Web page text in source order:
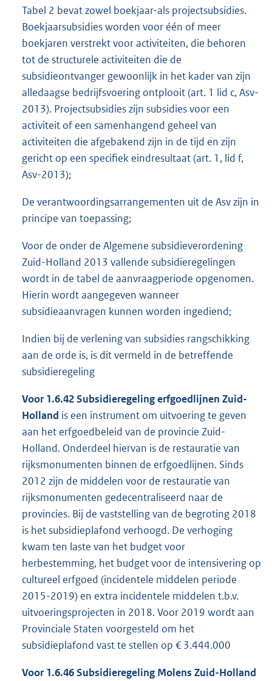
Tabel 2 bevat zowel boekjaar-als projectsubsidies.
Boekjaarsubsidies worden voor één of meer
boekjaren verstrekt voor activiteiten, die behoren
tot de structurele activiteiten die de
subsidieontvanger gewoonlijk in het kader van zijn
alledaagse bedrijfsvoering ontplooit (art. 1 lid c, Asv-
2013). Projectsubsidies zijn subsidies voor een
activiteit of een samenhangend geheel van
activiteiten die afgebakend zijn in de tijd en zijn
gericht op een specifiek eindresultaat (art. 1, lid f,
Asv-2013);
De verantwoordingsarrangementen uit de Asv zijn in
principe van toepassing;
Voor de onder de Algemene subsidieverordening
Zuid-Holland 2013 vallende subsidieregelingen
wordt in de tabel de aanvraagperiode opgenomen.
Hierin wordt aangegeven wanneer
subsidieaanvragen kunnen worden ingediend;
Indien bij de verlening van subsidies rangschikking
aan de orde is, is dit vermeld in de betreffende
subsidieregeling
Voor 1.6.42 Subsidieregeling erfgoedlijnen Zuid-
Holland is een instrument om uitvoering te geven
aan het erfgoedbeleid van de provincie Zuid-
Holland. Onderdeel hiervan is de restauratie van
rijksmonumenten binnen de erfgoedlijnen. Sinds
2012 zijn de middelen voor de restauratie van
rijksmonumenten gedecentraliseerd naar de
provincies. Bij de vaststelling van de begroting 2018
is het subsidieplafond verhoogd. De verhoging
kwam ten laste van het budget voor
herbestemming, het budget voor de intensivering op
cultureel erfgoed (incidentele middelen periode
2015-2019) en extra incidentele middelen t.b.v.
uitvoeringsprojecten in 2018. Voor 2019 wordt aan
Provinciale Staten voorgesteld om het
subsidieplafond vast te stellen op € 3.444.000
Voor 1.6.46 Subsidieregeling Molens Zuid-Holland